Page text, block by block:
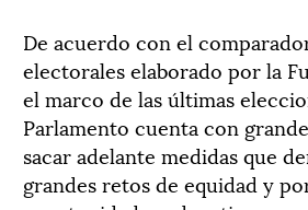
De acuerdo con el
electorales elaborado por la
el marco de las últimas
Parlamento cuenta con
sacar adelante medidas que
grandes retos de equidad y